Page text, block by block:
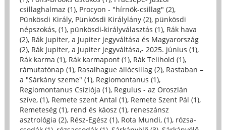
csillaghalmaz (1), Procyon - "hírnök-csillag" (2),
Pünkösdi Király, Pünkösdi Királylány (2), pünkösdi
népszokás, (1), pünkösdi-királyválasztás (1), Rák hava
(2), Rák Jupiter, a Jupiter jegyváltása és Magyarország
(2), Rák Jupiter, a Jupiter jegyváltása,- 2025. június (1),
Rák karma (1), Rák karmapont (1), Rák Telihold (1),
rámutatónap (1), Rasalhague állócsillag (2), Rastaban –
a "Sárkány szeme" (1), Regiomontanus (1),
Regiomontanus Csíziója (1), Regulus - az Oroszlán
szíve, (1), Remete szent Antal (1), Remete Szent Pál (1),
Remeteség (1), rend és káosz (1), reneszánsz
asztrológia (2), Rész-Egész (1), Rota Mundi, (1), rózsa-